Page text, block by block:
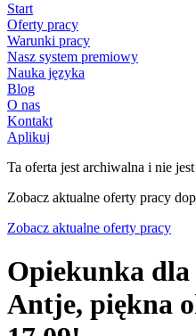
Start
Oferty pracy
Warunki pracy
Nasz system premiowy
Nauka języka
Blog
O nas
Kontakt
Aplikuj
Ta oferta jest archiwalna i nie
Zobacz aktualne oferty pracy
Zobacz aktualne oferty pracy
Opiekunka
Antje, piękna